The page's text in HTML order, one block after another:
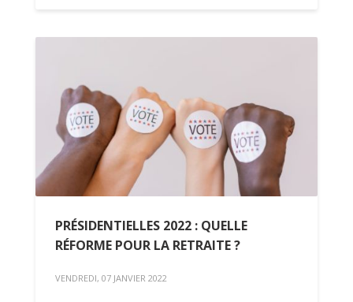
PRÉSIDENTIELLES 2022 : QUELLE
RÉFORME POUR LA RETRAITE ?
VENDREDI, 07 JANVIER 2022